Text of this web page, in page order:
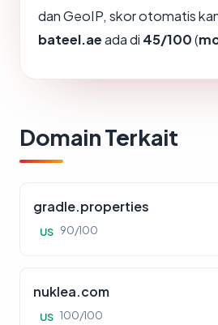
dan GeoIP, skor otomatis
bateel.aeada di 45/100(
Domain Terkait
gradle.properties
US 90/100
nuklea.com
US 100/100